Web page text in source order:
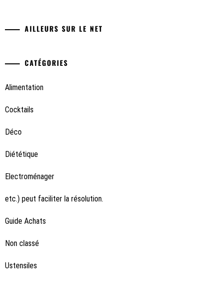
AILLEURS SUR LE NET
CATÉGORIES
Alimentation
Cocktails
Déco
Diététique
Electroménager
etc.) peut faciliter la résolution.
Guide Achats
Non classé
Ustensiles